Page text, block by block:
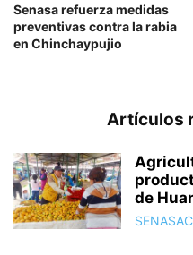
Senasa refuerza medidas
preventivas contra la rabia
en Chinchaypujio
Artículos
de